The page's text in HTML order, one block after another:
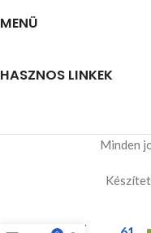
MENÜ
HASZNOS LINKEK
Minden
MOD-